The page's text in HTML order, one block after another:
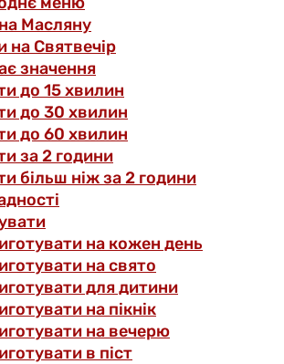
Масляну
на Святвечір
значення
до 15 хвилин
до 30 хвилин
до 60 хвилин
за 2 години
більш ніж за 2 години
на кожен день
на свято
для дитини
на пікнік
на вечерю
в піст